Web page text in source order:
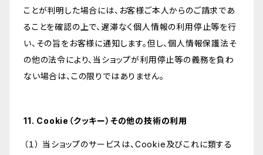
ことが判明した場合には、お客様ご本人からのご請求であ
ることを確認の上で、遅滞なく個人情報の利用停止等を行
い、その旨をお客様に通知します。但し、個人情報保護法そ
の他の法令により、当ショップが利用停止等の義務を負わ
ない場合は、この限りではありません。
11. Cookie（クッキー）その他の技術の利用
（１） 当ショップのサービスは、Cookie及びこれに類する